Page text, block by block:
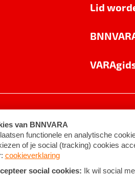
Lid
Algemene voorwaarden ©